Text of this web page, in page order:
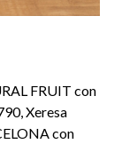
FRUIT con
Xeresa
con